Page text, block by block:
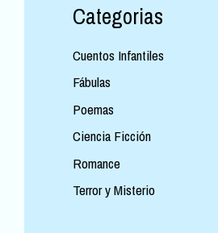
Categorias
Cuentos Infantiles
Fábulas
Poemas
Ciencia Ficción
Romance
Terror y Misterio